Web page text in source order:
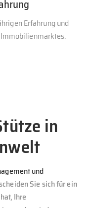
Erfahrung und
in
und
Sie sich für ein
Ihre